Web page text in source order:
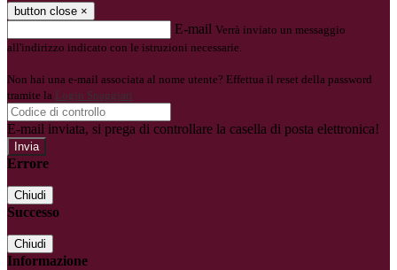
button close ×
E-mail Verrà inviato un messaggio
all'indirizzo indicato con le istruzioni necessarie.
Non hai una e-mail associata al nome utente? Effettua il reset della password
tramite la Login Spaggiari
E-mail inviata, si prega di controllare la casella di posta elettronica!
Errore
Chiudi
Successo
Chiudi
Informazione